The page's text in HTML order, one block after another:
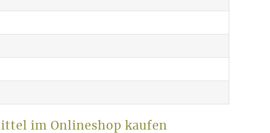
im Onlineshop kaufen